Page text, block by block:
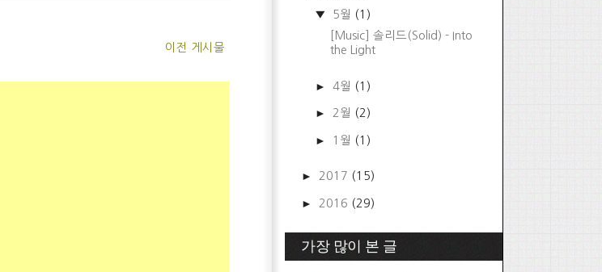
이전 게시물
▼
5월 (1)
[Music] 솔리드(Solid) - Into
the Light
►4월 (1)
► 2월 (2)
► 1월 (1)
► 2017 (15)
► 2016 (29)
가장 많이 본 글